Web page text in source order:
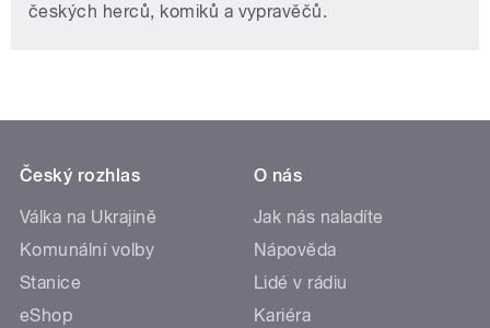
českých herců, komiků a vypravěčů.
Český rozhlas
Válka na Ukrajině
Komunální volby
Stanice
eShop
O nás
Jak nás naladíte
Nápověda
Lidé v rádiu
Kariéra